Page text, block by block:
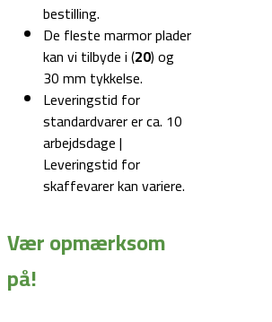
bestilling.
De fleste marmor plader
kan vi tilbyde i (20) og
30 mm tykkelse.
Leveringstid for
standardvarer er ca. 10
arbejdsdage |
Leveringstid for
skaffevarer kan variere.
Vær opmærksom
på!